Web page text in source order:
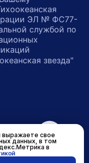
ЭЛ № ФС77-
службой по
звезда"
главную
в Вконтакте
на страницу в
на канал в
выражаете свое
данных, в том
в